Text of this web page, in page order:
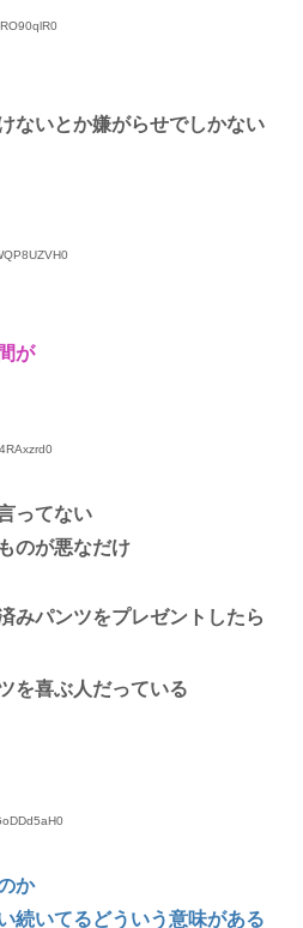
ないとか嫌がらせでしかない
が
ってない
のが悪なだけ
みパンツをプレゼントしたら
を喜ぶ人だっている
か
続いてるどういう意味がある